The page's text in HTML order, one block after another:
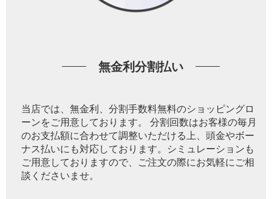
無金利分割払い
当店では、無金利、分割手数料無料のショッピングロ
ーンをご用意しております。 分割回数はお客様の毎月
のお支払額に合わせて調整いただける上、頭金やボー
ナス払いにも対応しております。シミュレーションも
ご用意しておりますので、ご注文の際にお気軽にご相
談くださいませ。